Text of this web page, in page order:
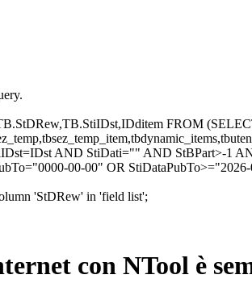
FROM
AND StiDati="" AND StBPart>-1
00-00" OR
'StDRew' in 'field list';
con NTool è